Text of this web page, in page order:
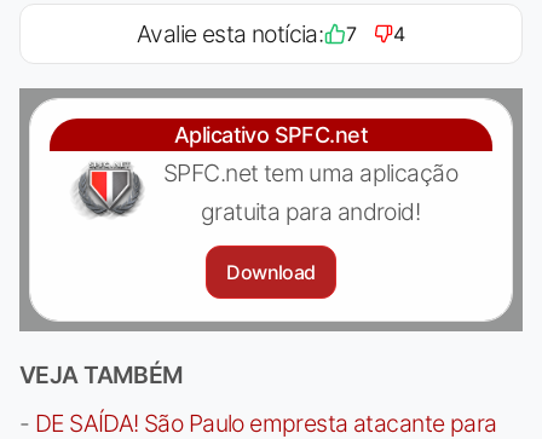
Avalie esta notícia: 7 4
Aplicativo SPFC.net
SPFC.net tem uma aplicação
gratuita para android!
Download
VEJA TAMBÉM
- DE SAÍDA! São Paulo empresta atacante para